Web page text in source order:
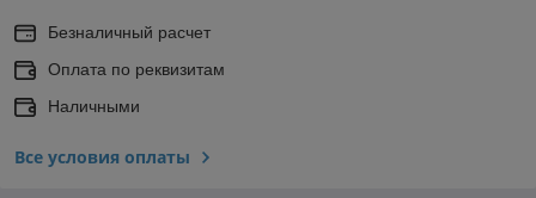
Безналичный расчет
Оплата по реквизитам
Наличными
Все условия оплаты